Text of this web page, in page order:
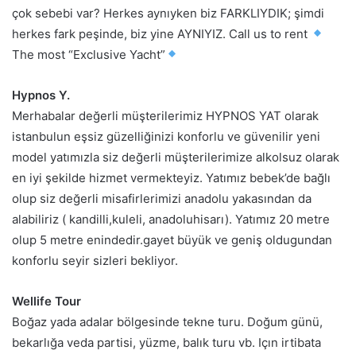
çok sebebi var? Herkes aynıyken biz FARKLIYDIK; şimdi
herkes fark peşinde, biz yine AYNIYIZ. Call us to rent
The most “Exclusive Yacht”
Hypnos Y.
Merhabalar değerli müşterilerimiz HYPNOS YAT olarak
istanbulun eşsiz güzelliğinizi konforlu ve güvenilir yeni
model yatımızla siz değerli müşterilerimize alkolsuz olarak
en iyi şekilde hizmet vermekteyiz. Yatımız bebek’de bağlı
olup siz değerli misafirlerimizi anadolu yakasından da
alabiliriz ( kandilli,kuleli, anadoluhisarı). Yatımız 20 metre
olup 5 metre enindedir.gayet büyük ve geniş oldugundan
konforlu seyir sizleri bekliyor.
Wellife Tour
Boğaz yada adalar bölgesinde tekne turu. Doğum günü,
bekarlığa veda partisi, yüzme, balık turu vb. Içın irtibata